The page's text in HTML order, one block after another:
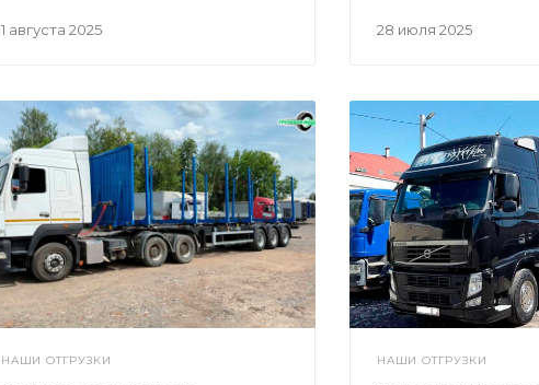
1 августа 2025 28 июля 2025
НАШИ ОТГРУЗКИ НАШИ ОТГРУЗКИ